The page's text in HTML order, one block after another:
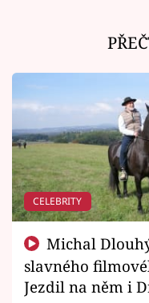
CELEBRITY
slavného
Jezdil na něm i